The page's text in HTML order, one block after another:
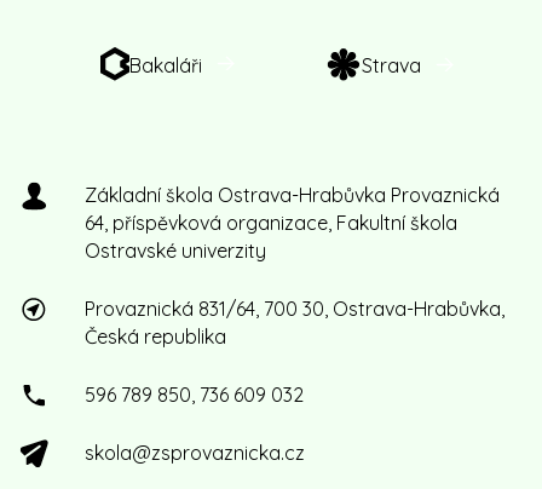
Bakaláři Strava
Základní škola Ostrava-Hrabůvka Provaznická
64, příspěvková organizace, Fakultní škola
Ostravské univerzity
Provaznická 831/64, 700 30, Ostrava-Hrabůvka,
Česká republika
596 789 850, 736 609 032
skola@zsprovaznicka.cz